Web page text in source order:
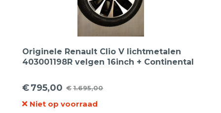
Originele Renault Clio V lichtmetalen
403001198R velgen 16inch + Continental
Zomerbanden.
€1.695,00
Oorspronkelijke
prijs
€795,00
Huidige
prijs
Niet op voorraad